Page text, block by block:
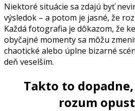
Niektoré situácie sa zdajú byť
výsledok – a potom je jasné, že
Každá fotografia je dôkazom, že
obyčajné momenty sa môžu
chaotické alebo úplne bizarné
deň veselším.
Takto to
rozum